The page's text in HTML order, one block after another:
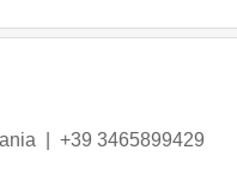
+39 3465899429